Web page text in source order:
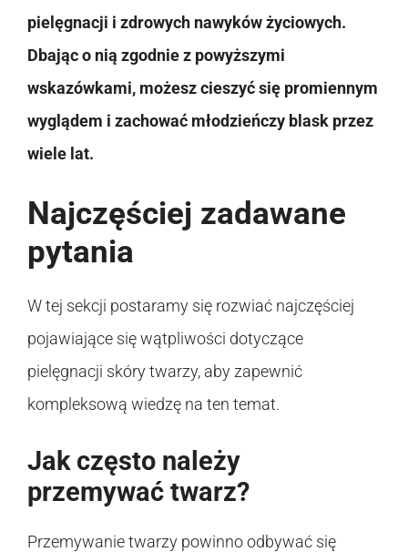
pielęgnacji i zdrowych nawyków życiowych.
Dbając o nią zgodnie z powyższymi
wskazówkami, możesz cieszyć się promiennym
wyglądem i zachować młodzieńczy blask przez
wiele lat.
Najczęściej zadawane
pytania
W tej sekcji postaramy się rozwiać najczęściej
pojawiające się wątpliwości dotyczące
pielęgnacji skóry twarzy, aby zapewnić
kompleksową wiedzę na ten temat.
Jak często należy
przemywać twarz?
Przemywanie twarzy powinno odbywać się